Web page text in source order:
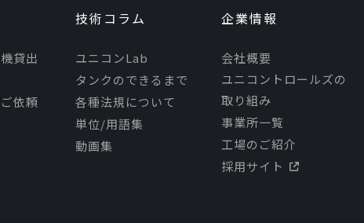
貸出
依頼
技術コラム
ユニコンLab
タンクのできるまで
各種法規について
単位/用語集
動画集
企業情報
会社概要
ユニコントロールズの
取り組み
事業所一覧
工場のご紹介
採用サイト